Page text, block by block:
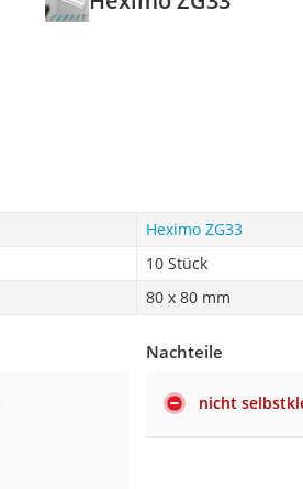
Heximo ZG33
10 Stück
80 x 80 mm
Nachteile
nicht